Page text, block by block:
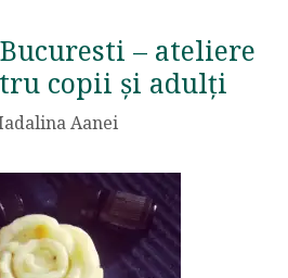
– ateliere
copii și adulți
Aanei